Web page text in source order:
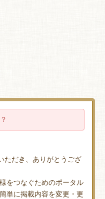
ただき、ありがとうござ
をつなぐためのポータル
単に掲載内容を変更・更